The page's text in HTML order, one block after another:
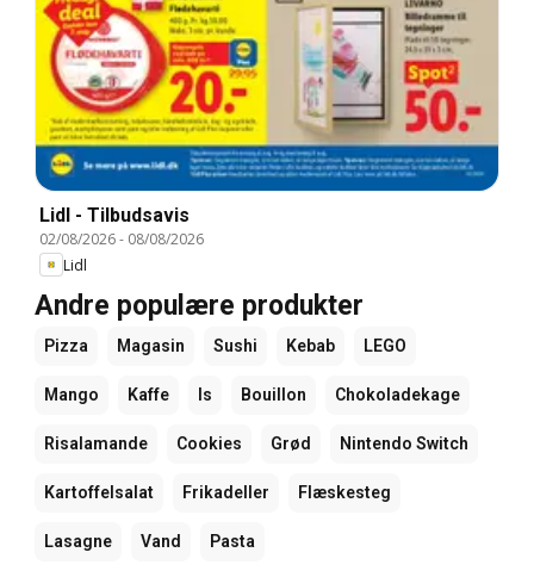
Lidl - Tilbudsavis
02/08/2026- 08/08/2026
Lidl
Andre populære produkter
Pizza Magasin Sushi Kebab LEGO
Mango Kaffe Is Bouillon Chokoladekage
Risalamande Cookies Grød Nintendo Switch
Kartoffelsalat Frikadeller Flæskesteg
Lasagne Vand Pasta